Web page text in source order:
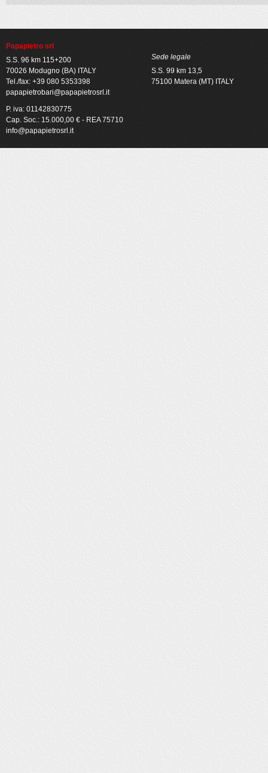
Papapietro srl
S.S. 96 km 115+200
70026 Modugno (BA) ITALY
Tel./fax: +39 080 5353398
papapietrobari@papapietrosrl.it
P. iva: 01142830775
Cap. Soc.: 15.000,00 € - REA 75710
info@papapietrosrl.it
Sede legale
S.S. 99 km 13,5
75100 Matera (MT) ITALY